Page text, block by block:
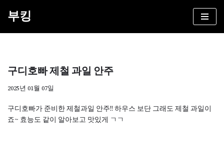
건
뛰
기
부킹
구디호빠 제철 과일 안주
2025년 01월 07일
구디호빠가 준비한 제철과일 안주!! 하우스 보단 그래도 제철 과일이
죠~ 효능도 같이 알아보고 맛있게 ㄱㄱ